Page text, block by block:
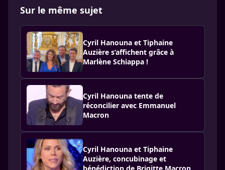
Sur le même sujet
Cyril Hanouna et Tiphaine
Auzière s’affichent grâce à
Marlène Schiappa !
Cyril Hanouna tente de
réconcilier avec Emmanuel
Macron
Cyril Hanouna et Tiphaine
Auzière, concubinage et
bénédiction de Brigitte Macron